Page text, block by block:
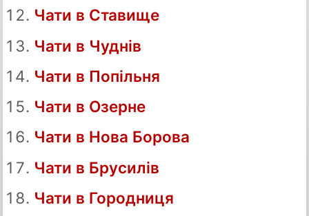
Чати в Ставище
Чати в Чуднів
Чати в Попільня
Чати в Озерне
Чати в Нова Борова
Чати в Брусилів
Чати в Городниця